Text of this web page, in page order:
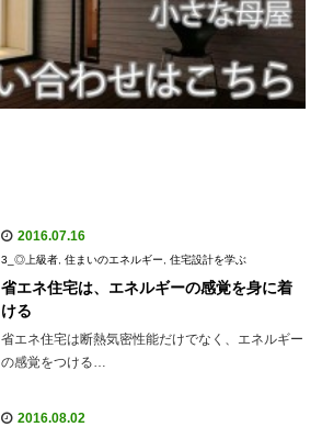
2016.07.16
3_◎上級者 住まいのエネルギー 住宅設計を学ぶ
省エネ住宅は、エネルギーの感覚を身に着
ける
省エネ住宅は断熱気密性能だけでなく、エネルギー
の感覚をつける…
2016.08.02